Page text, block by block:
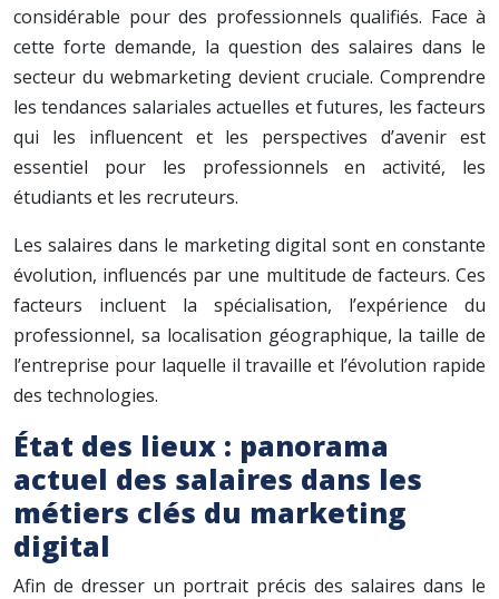
considérable pour des professionnels qualifiés. Face à
cette forte demande, la question des salaires dans le
secteur du webmarketing devient cruciale. Comprendre
les tendances salariales actuelles et futures, les facteurs
qui les influencent et les perspectives d’avenir est
essentiel pour les professionnels en activité, les
étudiants et les recruteurs.
Les salaires dans le marketing digital sont en constante
évolution, influencés par une multitude de facteurs. Ces
facteurs incluent la spécialisation, l’expérience du
professionnel, sa localisation géographique, la taille de
l’entreprise pour laquelle il travaille et l’évolution rapide
des technologies.
État des lieux : panorama
actuel des salaires dans les
métiers clés du marketing
digital
Afin de dresser un portrait précis des salaires dans le